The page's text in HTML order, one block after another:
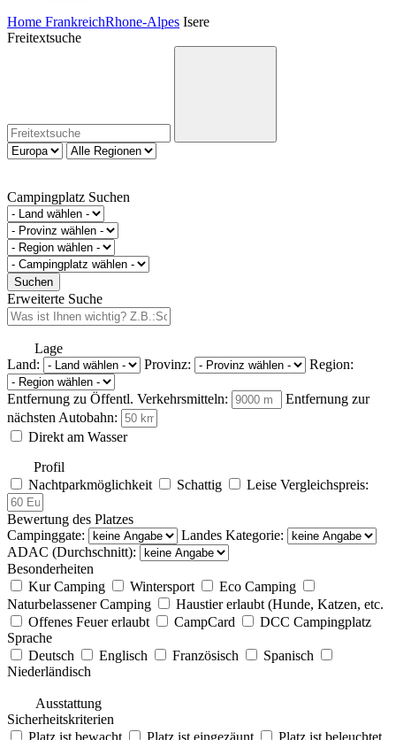
Home FrankreichRhone-Alpes Isere
Freitextsuche
Campingplatz Suchen
Erweiterte Suche
Lage
Land:
Provinz: Region:
Entfernung zu Öffentl. Verkehrsmitteln:
Entfernung zur
nächsten Autobahn:
Direkt am Wasser
Profil
Nachtparkmöglichkeit
Schattig Leise Vergleichspreis:
Bewertung des Platzes
Campinggate:
Landes Kategorie:
ADAC (Durchschnitt):
Besonderheiten
Kur Camping
Wintersport
Eco Camping
Naturbelassener Camping
Haustier erlaubt (Hunde, Katzen, etc.
Offenes Feuer erlaubt
CampCard
DCC Campingplatz
Sprache
Deutsch
Englisch Französisch
Spanisch
Niederländisch
Ausstattung
Sicherheitskriterien
Platz ist bewacht
Platz ist eingezäunt Platz ist beleuchtet